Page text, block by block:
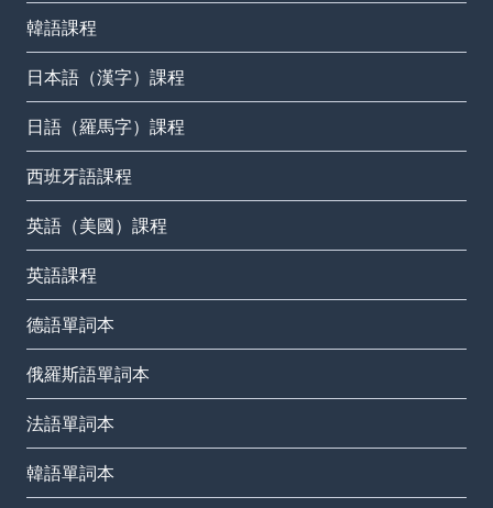
韓語課程
日本語（漢字）課程
日語（羅馬字）課程
西班牙語課程
英語（美國）課程
英語課程
德語單詞本
俄羅斯語單詞本
法語單詞本
韓語單詞本